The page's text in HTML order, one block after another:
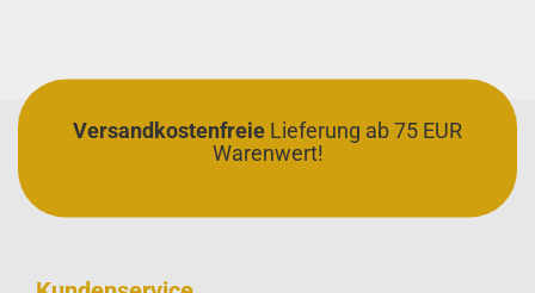
Versandkostenfreie Lieferung ab 75 EUR
Warenwert!